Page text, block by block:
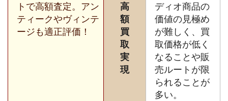
トで高額査定。アン
ティークやヴィンテ
ージも適正評価！
高
額
買
取
実
現
ディオ商品の
価値の見極め
が難しく、買
取価格が低く
なることや販
売ルートが限
られることが
多い。